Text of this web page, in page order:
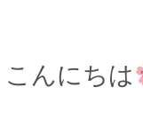
こんにちは